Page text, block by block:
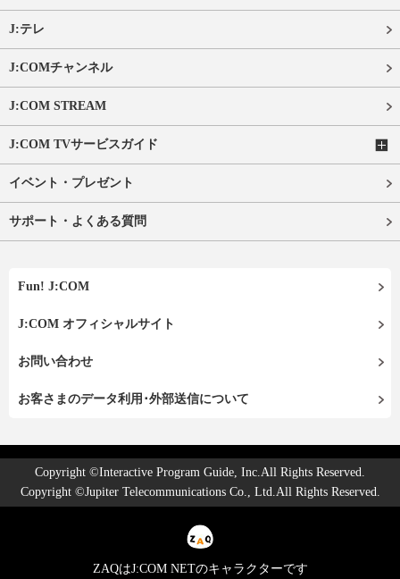
J:テレ
J:COMチャンネル
J:COM STREAM
J:COM TVサービスガイド
イベント・プレゼント
サポート・よくある質問
Fun! J:COM
J:COM オフィシャルサイト
お問い合わせ
お客さまのデータ利用･外部送信について
Copyright ©Interactive Program Guide, Inc.All Rights Reserved.
Copyright ©Jupiter Telecommunications Co., Ltd.All Rights Reserved.
ZAQはJ:COM NETのキャラクターです